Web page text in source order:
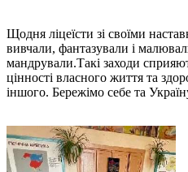
Щодня ліцеїсти зі своїми
вивчали, фантазували і
мандрували.Такі заходи
цінності власного життя та
іншого. Бережімо себе та